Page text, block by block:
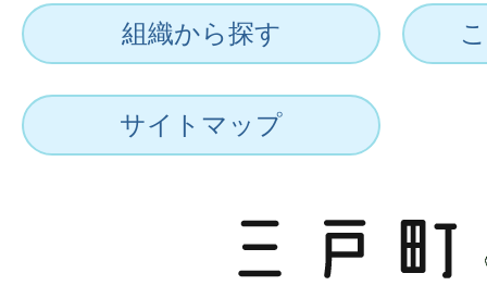
組織から探す
サイトマップ